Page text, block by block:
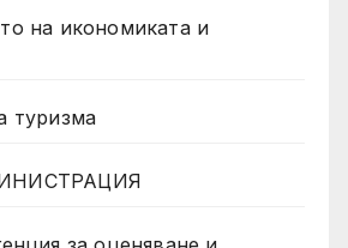
на икономиката и
туризма